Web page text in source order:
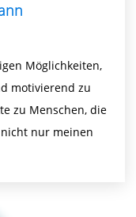
Möglichkeiten,
motivierend zu
zu Menschen, die
nur meinen